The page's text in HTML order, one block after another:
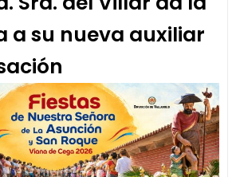
a su nueva auxiliar